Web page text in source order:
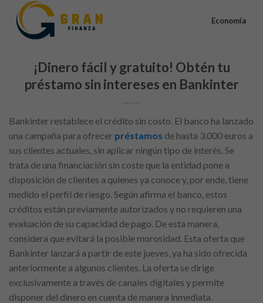
content
Economía
¡Dinero fácil y gratuito! Obtén tu
préstamo sin intereses en Bankinter
Bankinter restablece el crédito sin costo. El banco ha lanzado
una campaña para ofrecer préstamos de hasta 3.000 euros a
sus clientes actuales, sin aplicar ningún tipo de interés. Se
trata de una financiación sin coste que la entidad pone a
disposición de clientes a quienes ya conoce y, por ende, tiene
medido el perfil de riesgo. Según afirma el banco, estos
créditos están previamente autorizados y no requieren una
evaluación de su capacidad de pago. De esta manera,
considera que evitará la posible morosidad. Esta oferta que
Bankinter lanzará a partir de este jueves, ya ha sido ofrecida
anteriormente a algunos clientes. La oferta se dirige
exclusivamente a través de canales digitales y permite
disponer del dinero en cuenta de manera inmediata.